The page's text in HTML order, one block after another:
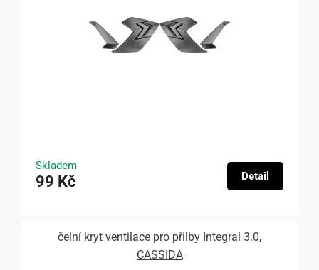
Skladem
99 Kč Detail
čelní kryt ventilace pro přilby Integral 3.0,
CASSIDA